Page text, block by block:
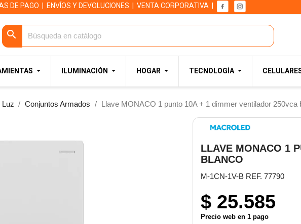
DE PAGO ENVÍOS Y DEVOLUCIONES VENTA CORPORATIVA
search
ILUMINACIÓN HOGAR TECNOLOGÍA
Luz Conjuntos Armados Llave MONACO 1 punto 10A + 1 dimmer ventilador 250vca
LLAVE MONACO 1
BLANCO
M-1CN-1V-B REF. 77790
$ 25.585
Precio web en 1 pago